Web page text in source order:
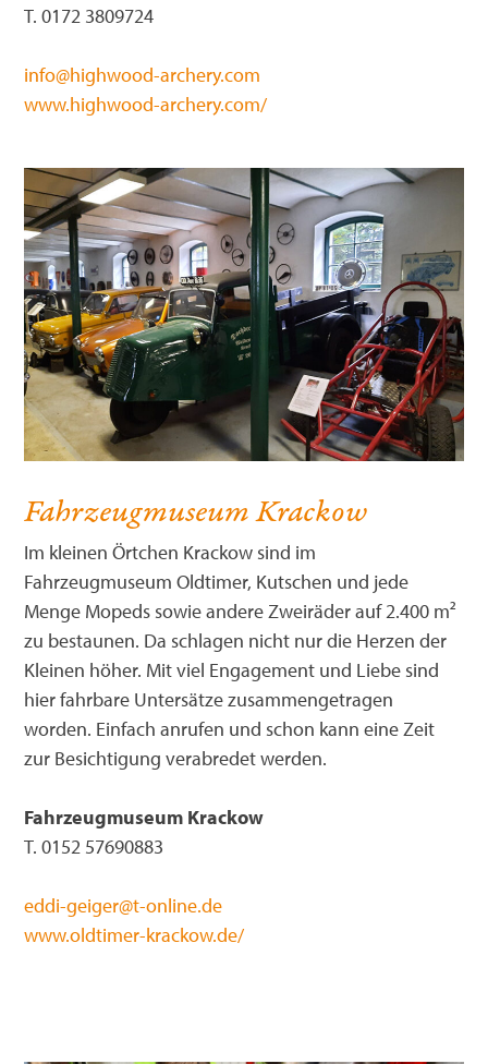
T. 0172 3809724
info@highwood-archery.com
www.highwood-archery.com/
Fahrzeugmuseum Krackow
Im kleinen Örtchen Krackow sind im
Fahrzeugmuseum Oldtimer, Kutschen und jede
Menge Mopeds sowie andere Zweiräder auf 2.400 m²
zu bestaunen. Da schlagen nicht nur die Herzen der
Kleinen höher. Mit viel Engagement und Liebe sind
hier fahrbare Untersätze zusammengetragen
worden. Einfach anrufen und schon kann eine Zeit
zur Besichtigung verabredet werden.
Fahrzeugmuseum Krackow
T. 0152 57690883
eddi-geiger@t-online.de
www.oldtimer-krackow.de/